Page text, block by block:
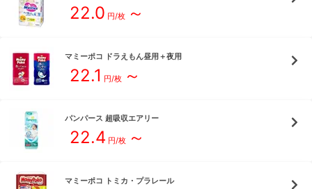
22.0 円/枚 ～
マミーポコ ドラえもん昼用＋夜用
22.1 円/枚 ～
パンパース 超吸収エアリー
22.4 円/枚 ～
マミーポコ トミカ・プラレール